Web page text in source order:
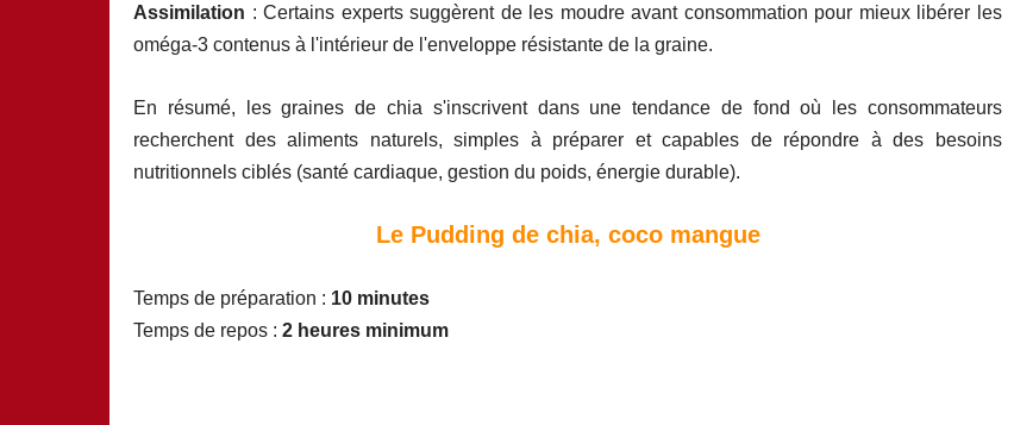
Assimilation : Certains experts suggèrent de les moudre avant consommation pour mieux libérer les
oméga-3 contenus à l'intérieur de l'enveloppe résistante de la graine.
En résumé, les graines de chia s'inscrivent dans une tendance de fond où les consommateurs
recherchent des aliments naturels, simples à préparer et capables de répondre à des besoins
nutritionnels ciblés (santé cardiaque, gestion du poids, énergie durable).
Le Pudding de chia, coco mangue
Temps de préparation : 10 minutes
Temps de repos : 2 heures minimum